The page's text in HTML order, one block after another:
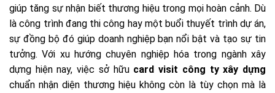
giúp tăng sự nhận biết thương hiệu trong mọi hoàn cảnh. Dù
là công trình đang thi công hay một buổi thuyết trình dự án,
sự đồng bộ đó giúp doanh nghiệp bạn nổi bật và tạo sự tin
tưởng. Với xu hướng chuyên nghiệp hóa trong ngành xây
dựng hiện nay, việc sở hữu card visit công ty xây dựng
chuẩn nhận diện thương hiệu không còn là tùy chọn mà là